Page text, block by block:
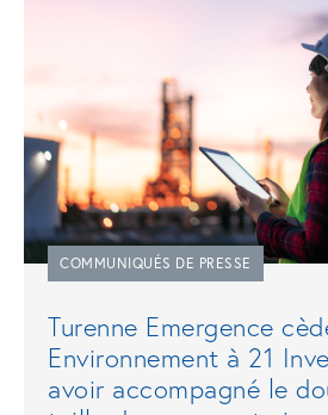
COMMUNIQUÉS DE PRESSE
Turenne Emergence
Environnement à 21
avoir accompagné le